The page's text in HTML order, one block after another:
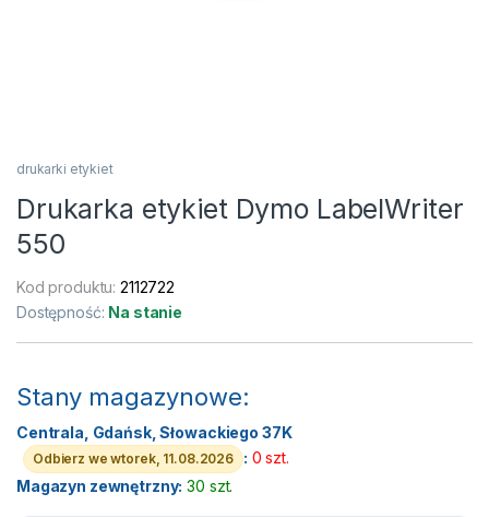
drukarki etykiet
Drukarka etykiet Dymo LabelWriter
550
Kod produktu:2112722
Dostępność: Na stanie
Stany magazynowe:
Centrala, Gdańsk, Słowackiego 37K
Odbierz we wtorek, 11.08.2026 : 0 szt.
Magazyn zewnętrzny: 30 szt.